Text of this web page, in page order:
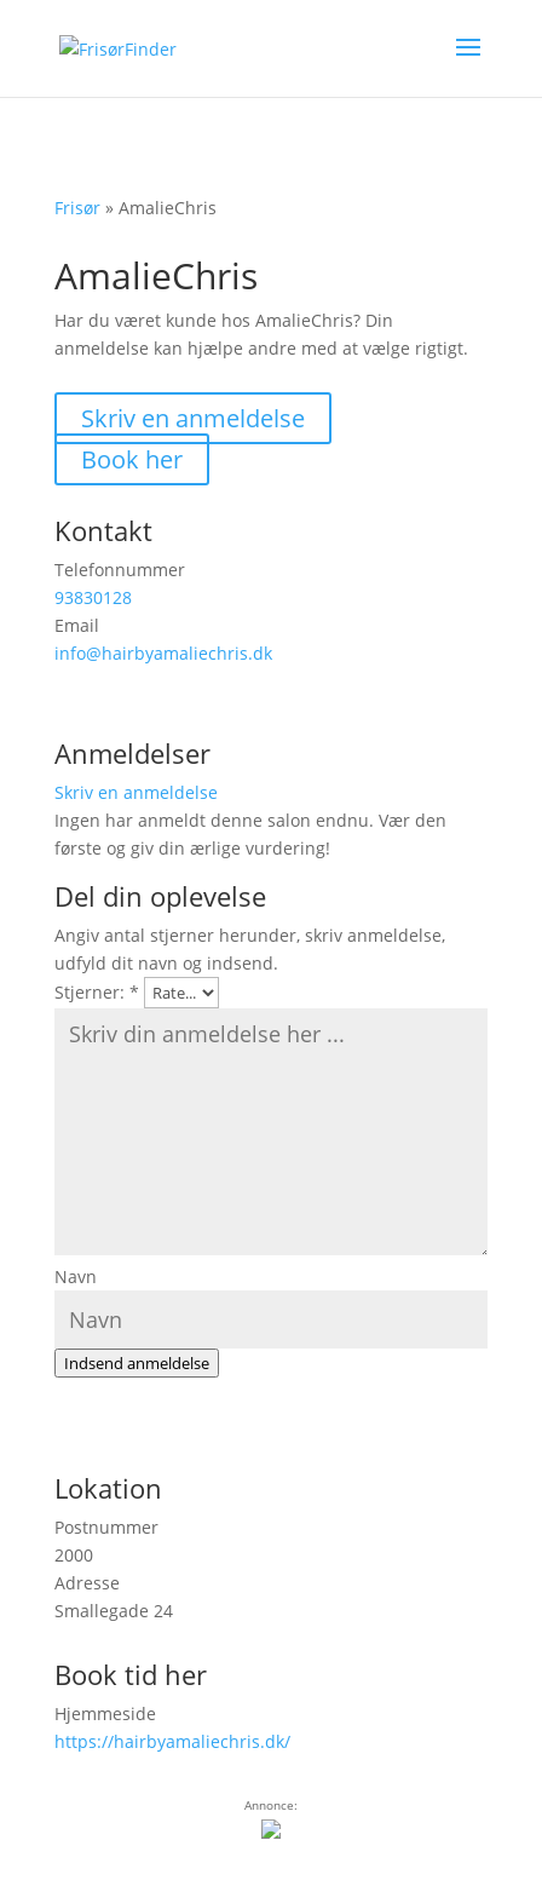
Frisør» AmalieChris
AmalieChris
Har du været kunde hos AmalieChris? Din
anmeldelse kan hjælpe andre med at vælge rigtigt.
Skriv en anmeldelse
Book her
Kontakt
Telefonnummer
93830128
Email
info@hairbyamaliechris.dk
Anmeldelser
Skriv en anmeldelse
Ingen har anmeldt denne salon endnu. Vær den
første og giv din ærlige vurdering!
Del din oplevelse
Angiv antal stjerner herunder, skriv anmeldelse,
udfyld dit navn og indsend.
Stjerner: *
Navn
Indsend anmeldelse
Lokation
Postnummer
2000
Adresse
Smallegade 24
Book tid her
Hjemmeside
https://hairbyamaliechris.dk/
Annonce: